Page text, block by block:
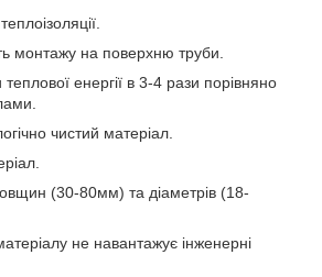
монтажу на поверхню труби.
енергії в 3-4 рази порівняно
чистий матеріал.
(30-80мм) та діаметрів (18-
не навантажує інженерні